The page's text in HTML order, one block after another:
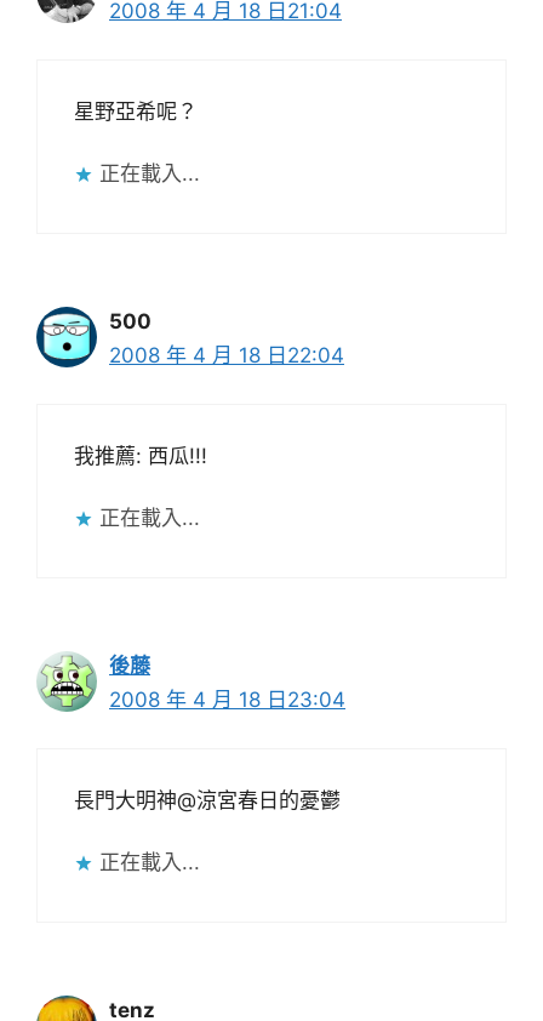
2008 年 4 月 18 日21:04
星野亞希呢？
正在載入...
500
2008 年 4 月 18 日22:04
我推薦: 西瓜!!!
正在載入...
後藤
2008 年 4 月 18 日23:04
長門大明神@涼宮春日的憂鬱
正在載入...
tenz